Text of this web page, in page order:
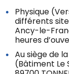
Physique
différents
Ancy-le-
heures
Au siège de
(Bâtiment Le